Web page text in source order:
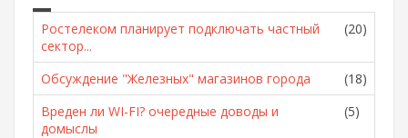
Ростелеком планирует подключать частный
сектор...
(20)
Обсуждение "Железных" магазинов города
(18)
Вреден ли WI-FI? очередные доводы и
домыслы
(5)